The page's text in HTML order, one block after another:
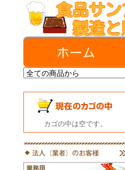
カゴの中は空です。